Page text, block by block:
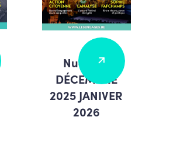
Nuances
DÉCEMBRE
2025 JANIVER
2026